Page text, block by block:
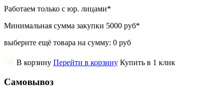
Работаем только с юр. лицами*
Минимальная сумма закупки 5000 руб*
выберите ещё товара на сумму: 0 руб
В корзину Перейти в корзину Купить в 1 клик
Самовывоз